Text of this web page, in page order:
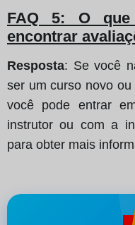
FAQ 5: O
encontrar
Resposta: Se você
ser um curso novo
você pode entrar
instrutor ou com a
para obter mais